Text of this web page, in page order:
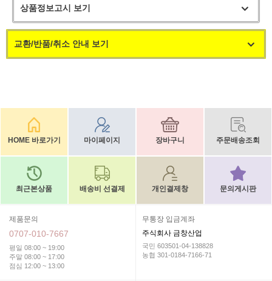
상품정보고시 보기
교환/반품/취소 안내 보기
HOME 바로가기 마이페이지 장바구니 주문배송조회
최근본상품 배송비 선결제 개인결제창 문의게시판
제품문의
0707-010-7667
평일 08:00 ~ 19:00
주말 08:00 ~ 17:00
점심 12:00 ~ 13:00
무통장 입금계좌
주식회사 금창산업
국민 603501-04-138828
농협 301-0184-7166-71